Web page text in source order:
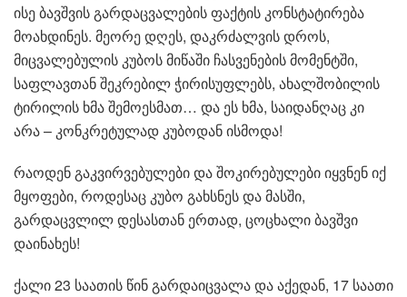
ისე ბავშვის გარდაცვალების ფაქტის კონსტატირება
მოახდინეს. მეორე დღეს, დაკრძალვის დროს,
მიცვალებულის კუბოს მიწაში ჩასვენების მომენტში,
საფლავთან შეკრებილ ჭირისუფლებს, ახალშობილის
ტირილის ხმა შემოესმათ… და ეს ხმა, საიდანღაც კი
არა – კონკრეტულად კუბოდან ისმოდა!
რაოდენ გაკვირვებულები და შოკირებულები იყვნენ იქ
მყოფები, როდესაც კუბო გახსნეს და მასში,
გარდაცვლილ დესასთან ერთად, ცოცხალი ბავშვი
დაინახეს!
ქალი 23 საათის წინ გარდაიცვალა და აქედან, 17 საათი